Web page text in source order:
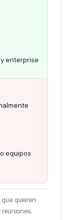
enterprise
equipos
quieren